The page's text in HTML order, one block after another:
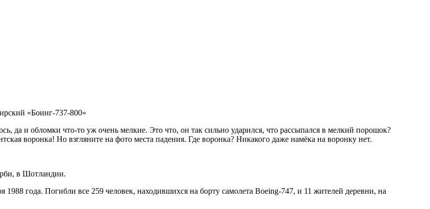
«Боинг-737-800»
да и обломки что-то уж очень мелкие. Это что, он так сильно ударился, что рассыпался в мелкий порошок?
воронка! Но взгляните на фото места падения. Где воронка? Никакого даже намёка на воронку нет.
в Шотландии.
года. Погибли все 259 человек, находившихся на борту самолета Boeing-747, и 11 жителей деревни, на